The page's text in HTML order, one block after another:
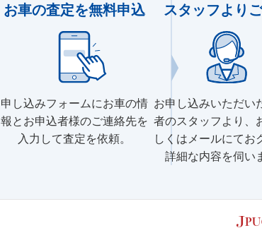
お車の査定を無料申込
申し込みフォームにお車の情
報とお申込者様のご連絡先を
入力して査定を依頼。
スタッフより
お申し込みいただい
者のスタッフより、
しくはメールにてお
詳細な内容を伺い